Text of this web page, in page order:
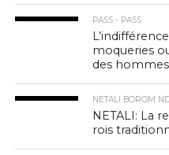
PASS - PASS
moqueries
des
NETALI BOROM
NETALI: La
rois